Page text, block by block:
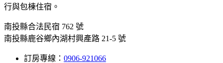
行與包棟住宿。
南投縣合法民宿 762 號
南投縣鹿谷鄉內湖村興產路 21-5 號
訂房專線： 0906-921066